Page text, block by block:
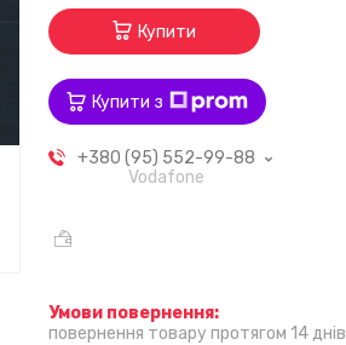
Купити
Купити з
+380 (95) 552-99-88
Vodafone
повернення товару протягом 14 днів